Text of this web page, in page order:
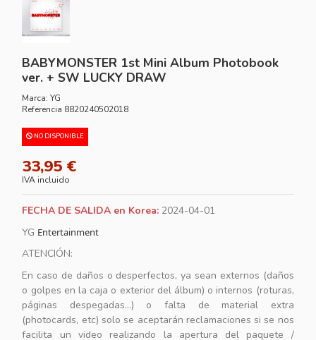
BABYMONSTER 1st Mini Album Photobook
ver. + SW LUCKY DRAW
Marca: YG
Referencia 8820240502018
NO DISPONIBLE
33,95 €
IVA incluido
FECHA DE SALIDA en Korea: 2024-04-01
YG Entertainment
ATENCIÓN:
En caso de daños o desperfectos, ya sean externos (daños
o golpes en la caja o exterior del álbum) o internos (roturas,
páginas despegadas...) o falta de material extra
(photocards, etc) solo se aceptarán reclamaciones si se nos
facilita un video realizando la apertura del paquete /